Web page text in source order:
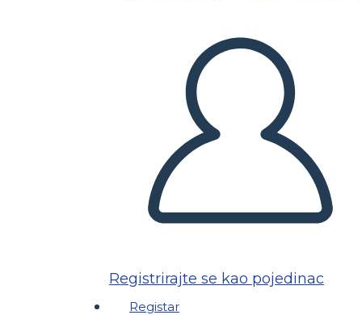
Registrirajte se kao pojedinac
Registar